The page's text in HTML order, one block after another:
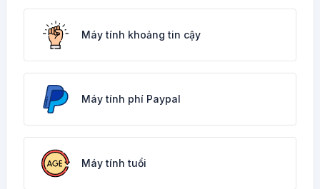
Máy tính khoảng tin cậy
Máy tính phí Paypal
Máy tính tuổi